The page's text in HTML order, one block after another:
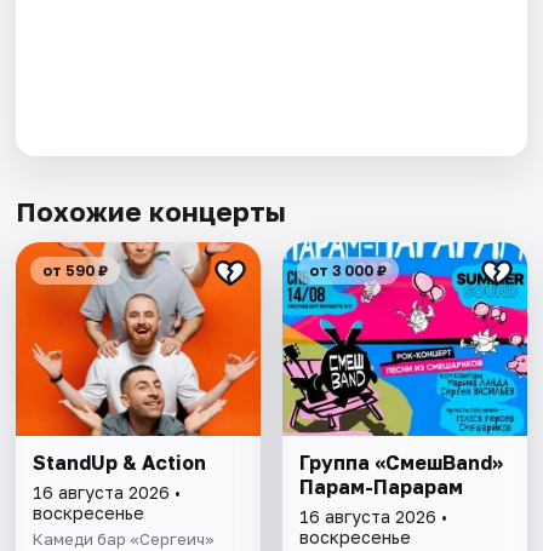
Похожие концерты
от 590 ₽
StandUp & Action
16 августа 2026 •
воскресенье
Камеди бар «Сергеич»
от 3 000 ₽
Группа «СмешBand»
Парам-Парарам
16 августа 2026 •
воскресенье